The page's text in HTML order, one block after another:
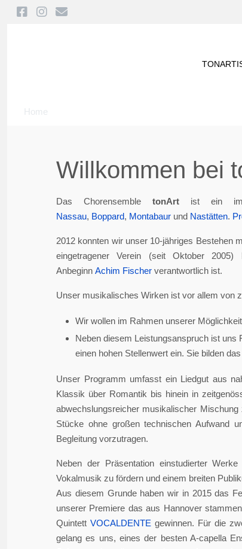
Home
Willkommen bei
Das ChorensembletonArt ist ein im
Nassau, Boppard, Montabaur und Nastätten.
2012 konnten wir unser 10-jähriges Bestehen
eingetragener Verein (seit Oktober
Anbeginn Achim Fischer verantwortlich ist.
Unser musikalisches Wirken ist vor allem von
Wir wollen im Rahmen unserer
Neben diesem Leistungsanspruch ist
einen hohen Stellenwert ein. Sie bilden
Unser Programm umfasst ein Liedgut aus
Klassik über Romantik bis hinein in
abwechslungsreicher musikalischer
Stücke ohne großen technischen Aufwand
Begleitung vorzutragen.
Neben der Präsentation einstudierter
Vokalmusik zu fördern und einem breiten
Aus diesem Grunde haben wir in 2015 das
unserer Premiere das aus Hannover
Quintett VOCALDENTE gewinnen. Für die
gelang es uns, eines der besten A-capella